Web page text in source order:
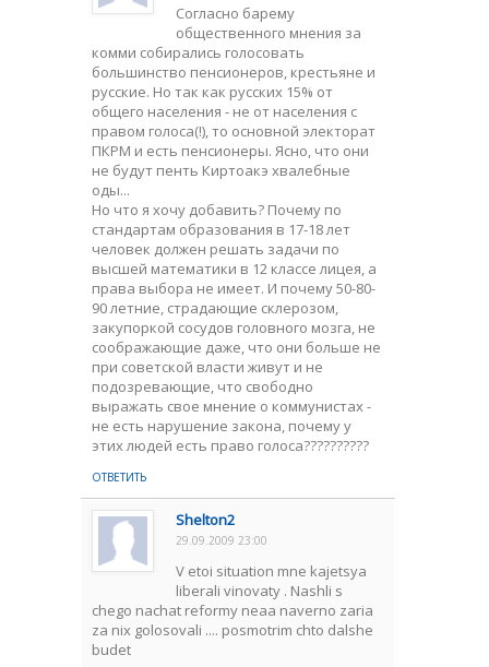
Согласно барему
общественного мнения за
комми собирались голосовать
большинство пенсионеров, крестьяне и
русские. Но так как русских 15% от
общего населения - не от населения с
правом голоса(!), то основной электорат
ПКРМ и есть пенсионеры. Ясно, что они
не будут пенть Киртоакэ хвалебные
оды...
Но что я хочу добавить? Почему по
стандартам образования в 17-18 лет
человек должен решать задачи по
высшей математики в 12 классе лицея, а
права выбора не имеет. И почему 50-80-
90 летние, страдающие склерозом,
закупоркой сосудов головного мозга, не
соображающие даже, что они больше не
при советской власти живут и не
подозревающие, что свободно
выражать свое мнение о коммунистах -
не есть нарушение закона, почему у
этих людей есть право голоса??????????
ОТВЕТИТЬ
Shelton2
29.09.2009 23:00
V etoi situation mne kajetsya
liberali vinovaty . Nashli s
chego nachat reformy neaa naverno zaria
za nix golosovali .... posmotrim chto dalshe
budet